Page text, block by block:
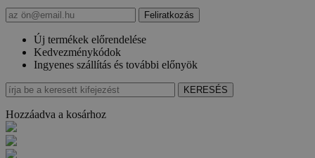
Új termékek előrendelése
Kedvezménykódok
Ingyenes szállítás és további előnyök
Hozzáadva a kosárhoz